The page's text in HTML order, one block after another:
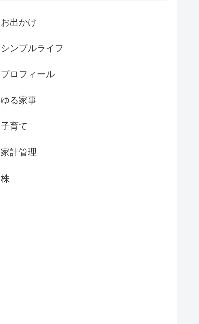
お出かけ
シンプルライフ
プロフィール
ゆる家事
子育て
家計管理
株